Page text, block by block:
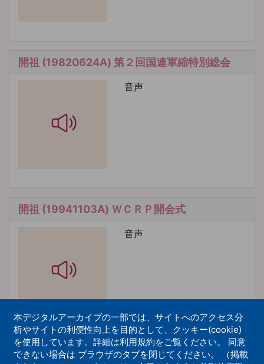
開祖 (19820624A) 第２回国連軍縮特別総会
音声
開祖 (19941103A) ＷＣＲＰ開会式
音声
開祖 (19911115A) 法燈継承式
本デジタルアーカイブの一部では、サイトへのアクセス分
析やサイトの利便性向上を目的として、クッキー(cookie)
を使用しています。詳細は利用規約をご覧ください。 同意
できない場合は ブラウザのタブを閉じてください。 （掲載